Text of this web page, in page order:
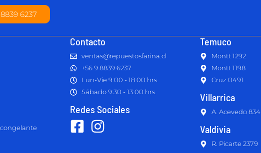
6237
Contacto
ventas@repuestosfarina.cl
+56 9 8839 6237
Lun-Vie 9:00 - 18:00 hrs.
Sábado 9:30 - 13:00 hrs.
Redes Sociales
Temuco
Montt 1292
Montt 1198
Cruz 0491
Villarrica
A. Acevedo 834
Valdivia
R. Picarte 2379